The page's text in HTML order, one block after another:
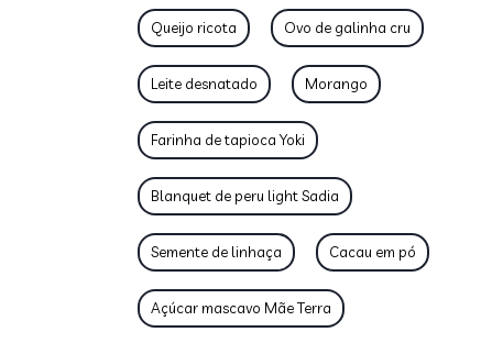
Queijo ricota Ovo de galinha cru
Leite desnatado Morango
Farinha de tapioca Yoki
Blanquet de peru light Sadia
Semente de linhaça Cacau em pó
Açúcar mascavo Mãe Terra